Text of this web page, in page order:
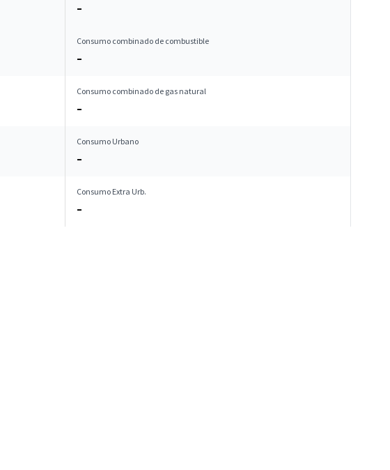
–
Consumo combinado de combustible
–
Consumo combinado de gas natural
–
Consumo Urbano
–
Consumo Extra Urb.
–